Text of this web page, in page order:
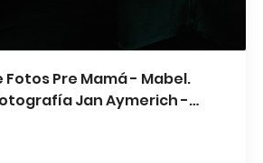
Fotos Pre Mamá - Mabel.
Jan Aymerich -